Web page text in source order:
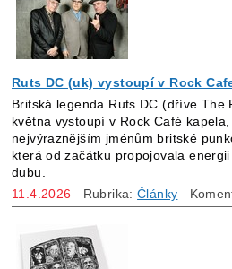
Ruts DC (uk) vystoupí v Rock
Britská legenda Ruts DC (dříve The
května vystoupí v Rock Café
nejvýraznějším jménům britské
která od začátku propojovala
dubu.
11.4.2026 Rubrika:Články